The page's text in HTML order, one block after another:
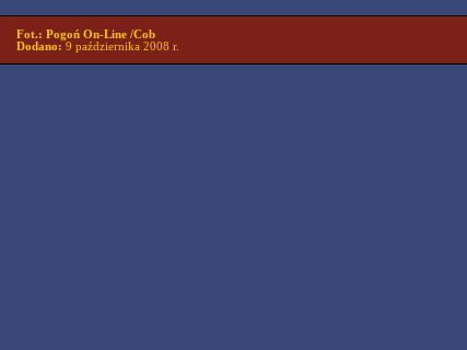
Fot.: Pogoń On-Line /Cob
Dodano: 9 października 2008 r.